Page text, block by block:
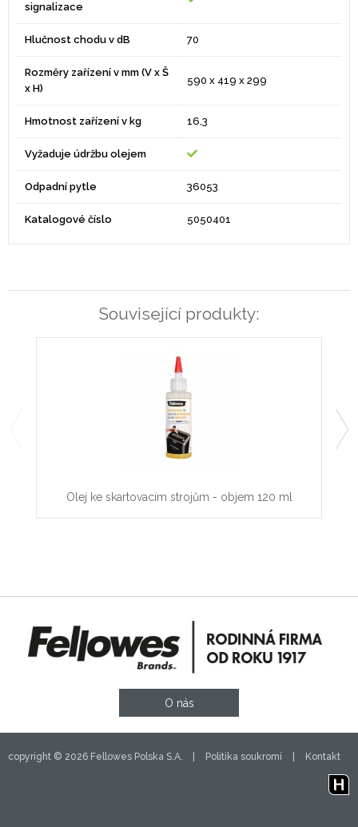
signalizace
Hlučnost chodu v dB 70
Rozměry zařízení v mm (V x Š
x H)
590 x 419 x 299
Hmotnost zařízení v kg 16,3
Vyžaduje údržbu olejem
Odpadní pytle 36053
Katalogové číslo 5050401
Související produkty:
Olej ke skartovacím strojům - objem 120 ml
O nás
copyright © 2026 Fellowes Polska S.A. | Politika soukromí Kontakt